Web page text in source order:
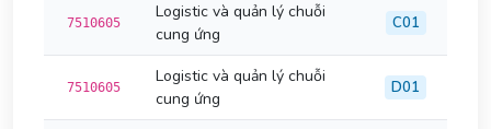
7510605
Logistic và quản lý chuỗi
cung ứng
C01
7510605
Logistic và quản lý chuỗi
cung ứng
D01